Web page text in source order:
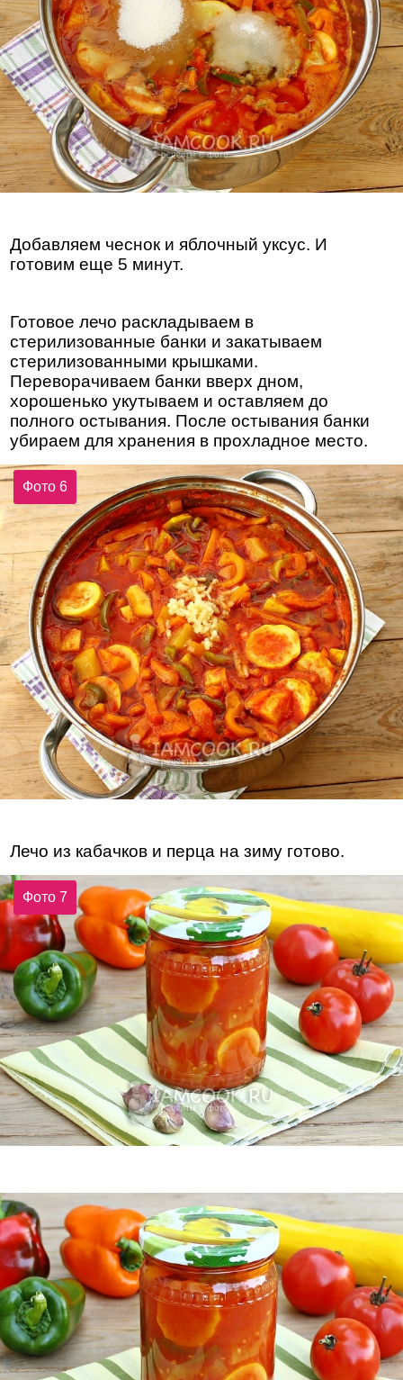
Добавляем чеснок и яблочный уксус. И
готовим еще 5 минут.
Готовое лечо раскладываем в
стерилизованные банки и закатываем
стерилизованными крышками.
Переворачиваем банки вверх дном,
хорошенько укутываем и оставляем до
полного остывания. После остывания банки
убираем для хранения в прохладное место.
Фото 6
Лечо из кабачков и перца на зиму готово.
Фото 7